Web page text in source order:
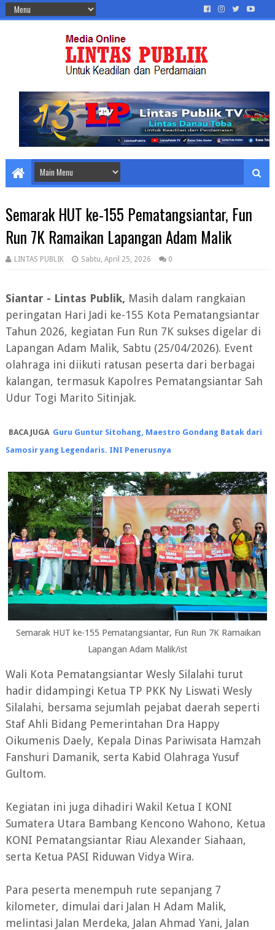
Semarak HUT ke-155 Pematangsiantar, Fun
Run 7K Ramaikan Lapangan Adam Malik
LINTAS PUBLIK Sabtu, April 25, 2026 0
Siantar - Lintas Publik, Masih dalam rangkaian
peringatan Hari Jadi ke-155 Kota Pematangsiantar
Tahun 2026, kegiatan Fun Run 7K sukses digelar di
Lapangan Adam Malik, Sabtu (25/04/2026). Event
olahraga ini diikuti ratusan peserta dari berbagai
kalangan, termasuk Kapolres Pematangsiantar Sah
Udur Togi Marito Sitinjak.
BACA JUGA Guru Guntur Sitohang, Maestro Gondang Batak dari
Samosir yang Legendaris. INI Penerusnya
Semarak HUT ke-155 Pematangsiantar, Fun Run 7K Ramaikan
Lapangan Adam Malik/ist
Wali Kota Pematangsiantar Wesly Silalahi turut
hadir didampingi Ketua TP PKK Ny Liswati Wesly
Silalahi, bersama sejumlah pejabat daerah seperti
Staf Ahli Bidang Pemerintahan Dra Happy
Oikumenis Daely, Kepala Dinas Pariwisata Hamzah
Fanshuri Damanik, serta Kabid Olahraga Yusuf
Gultom.
Kegiatan ini juga dihadiri Wakil Ketua I KONI
Sumatera Utara Bambang Kencono Wahono, Ketua
KONI Pematangsiantar Riau Alexander Siahaan,
serta Ketua PASI Riduwan Vidya Wira.
Para peserta menempuh rute sepanjang 7
kilometer, dimulai dari Jalan H Adam Malik,
melintasi Jalan Merdeka, Jalan Ahmad Yani, Jalan